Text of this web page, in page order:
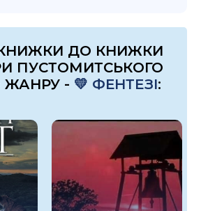
КНИЖКИ ДО КНИЖКИ
ПУСТОМИТСЬКОГО
ЖАНРУ - 💛 ФЕНТЕЗІ: